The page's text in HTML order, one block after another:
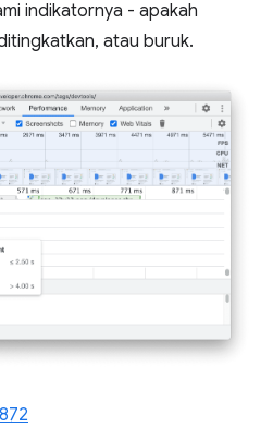
indikatornya - apakah
atau buruk.